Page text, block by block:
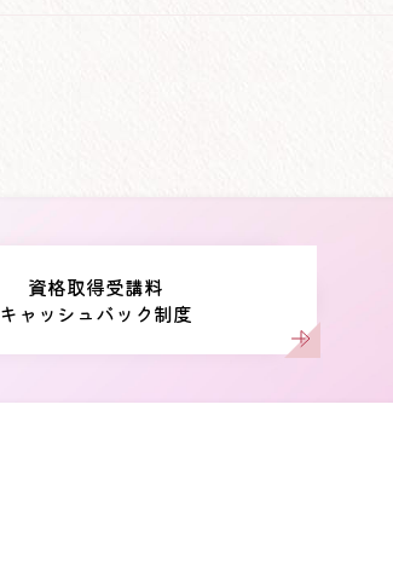
資格取得受講料
キャッシュバック制度